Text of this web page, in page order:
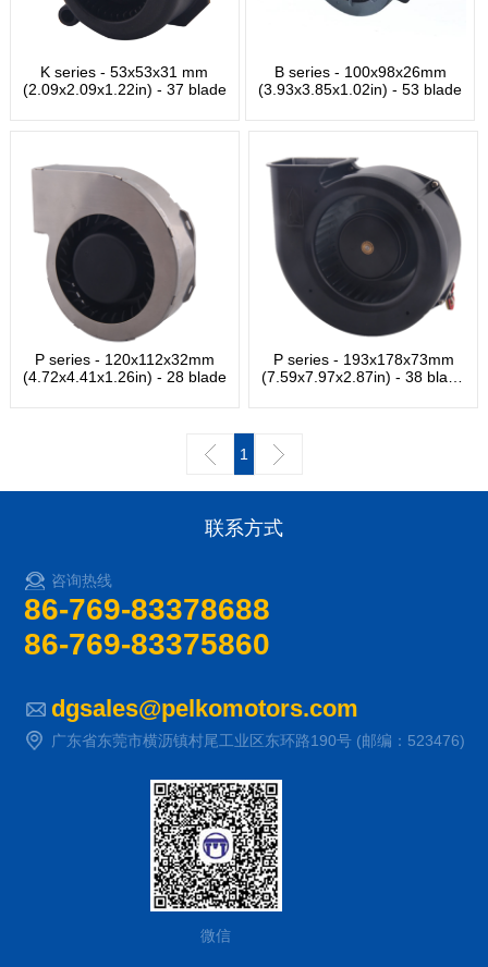
K series - 53x53x31 mm
(2.09x2.09x1.22in) - 37 blade
B series - 100x98x26mm
(3.93x3.85x1.02in) - 53 blade
P series - 120x112x32mm
(4.72x4.41x1.26in) - 28 blade
P series - 193x178x73mm
(7.59x7.97x2.87in) - 38 blade
1
联系方式
咨询热线
86-769-83378688
86-769-83375860
dgsales@pelkomotors.com
广东省东莞市横沥镇村尾工业区东环路190号 (邮编：523476)
微信